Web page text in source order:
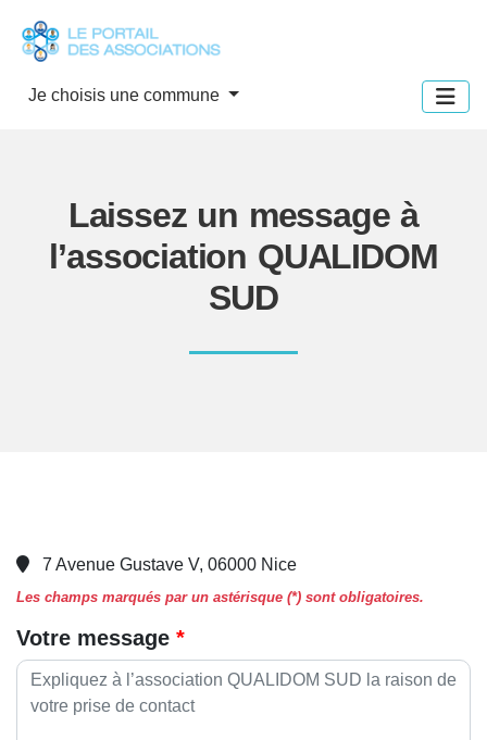
Je choisis une commune
Laissez un message à
l’association QUALIDOM
SUD
7 Avenue Gustave V, 06000 Nice
Les champs marqués par un astérisque (*) sont obligatoires.
Votre message